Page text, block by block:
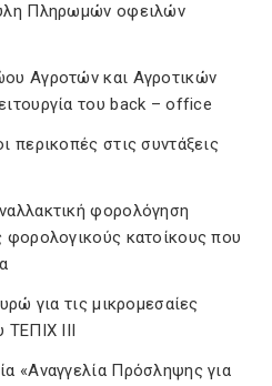
Πληρωμών οφειλών
Αγροτών και Αγροτικών
του back – office
περικοπές στις συντάξεις
φορολόγηση
φορολογικούς κατοίκους που
για τις μικρομεσαίες
ΙΙΙ
«Αναγγελία Πρόσληψης για